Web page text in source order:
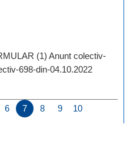
(1) Anunt colectiv-
698-din-04.10.2022
6 7 8 9 10